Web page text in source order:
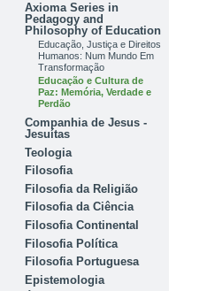
Axioma Series in
Pedagogy and
Philosophy of Education
Educação, Justiça e Direitos
Humanos: Num Mundo Em
Transformação
Educação e Cultura de
Paz: Memória, Verdade e
Perdão
Companhia de Jesus -
Jesuítas
Teologia
Filosofia
Filosofia da Religião
Filosofia da Ciência
Filosofia Continental
Filosofia Política
Filosofia Portuguesa
Epistemologia